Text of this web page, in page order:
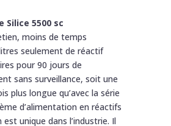
Silice 5500 sc
moins de temps
seulement de réactif
pour 90 jours de
sans surveillance, soit une
plus longue qu’avec la série
d’alimentation en réactifs
unique dans l’industrie. Il